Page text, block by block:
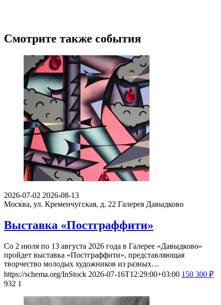
Смотрите также события
2026-07-02 2026-08-13
Москва, ул. Кременчугская, д. 22 Галерея Давыдково
Выставка «Постграффити»
Со 2 июля по 13 августа 2026 года в Галерее «Давыдково»
пройдет выставка «Постграффити», представляющая
творчество молодых художников из разных…
https://schema.org/InStock 2026-07-16T12:29:00+03:00 150 300 ₽
932 1